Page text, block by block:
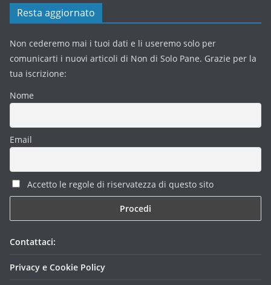
Resta aggiornato
Non cederemo mai i tuoi dati e li useremo solo per
comunicarti i nuovi articoli di Non di Solo Pane. Grazie per la
tua iscrizione:
Nome
Email
Accetto le regole di riservatezza di questo sito
Contattaci:
Privacy e Cookie Policy